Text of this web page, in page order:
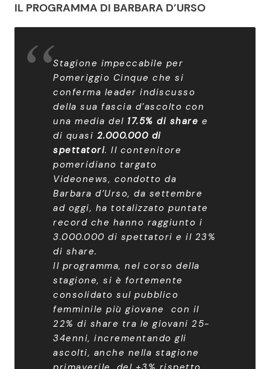
IL PROGRAMMA DI BARBARA D’URSO
Stagione impeccabile per
Pomeriggio Cinque che si
conferma leader indiscusso
della sua fascia d’ascolto con
una media del 17.5% di share e
di quasi 2.000.000 di
spettatori. Il contenitore
pomeridiano targato
Videonews, condotto da
Barbara d’Urso, da settembre
ad oggi, ha totalizzato puntate
record che hanno raggiunto i
3.000.000 di spettatori e il 23%
di share.
Il programma, nel corso della
stagione, si è fortemente
consolidato sul pubblico
femminile più giovane con il
22% di share tra le giovani 25-
34enni, incrementando gli
ascolti, anche nella stagione